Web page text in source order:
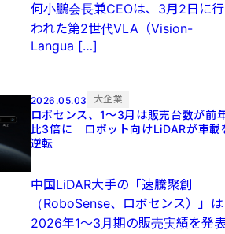
何小鵬会長兼CEOは、3月2日に行
われた第2世代VLA（Vision-
Langua […]
2026.05.03 大企業
ロボセンス、1～3月は販売台数が前
比3倍に ロボット向けLiDARが車載
逆転
中国LiDAR大手の「速騰聚創
（RoboSense、ロボセンス）」は
2026年1～3月期の販売実績を発